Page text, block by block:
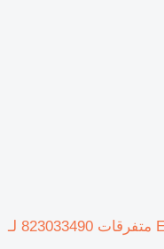
مضخة ذات تروس لـ: فولفو EC140 LC متفرقات 823033490 لـ